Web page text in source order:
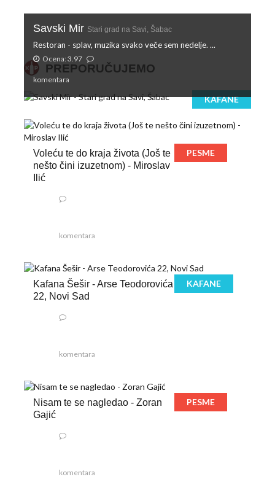
PREPORUČUJEMO
KAFANE
Savski Mir Stari grad na Savi, Šabac
Restoran - splav, muzika svako veče sem nedelje. ...
Ocena: 3.97
komentara
Voleću te do kraja života (Još te
nešto čini izuzetnom) - Miroslav
Ilić
PESME
komentara
Kafana Šešir - Arse Teodorovića
22, Novi Sad
KAFANE
komentara
Nisam te se nagledao - Zoran
Gajić
PESME
komentara